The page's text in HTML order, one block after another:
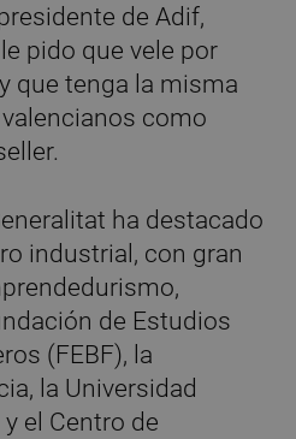
de Adif,
le pido que vele por
que tenga la misma
como
ha destacado
industrial, con gran
de Estudios
(FEBF), la
la Universidad
el Centro de